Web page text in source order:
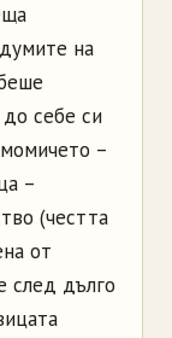
на
себе си
–
–
(честта
от
след дълго